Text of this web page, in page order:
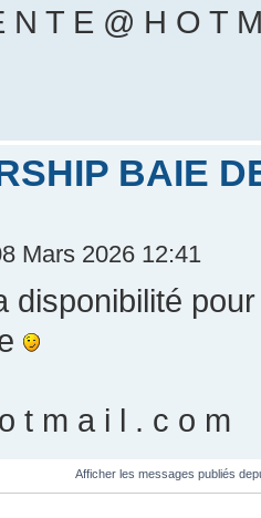
N T E @ H O T
BAIE
Mars 2026 12:41
disponibilité
t m a i l . c o m
Afficher les messages publiés